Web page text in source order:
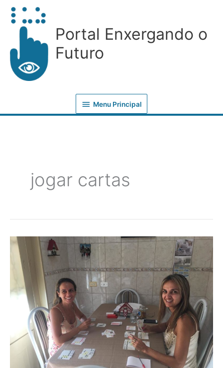
para
Portal Enxergando o
Futuro
Principal
Menu Principal
jogar cartas
Jogar
cartas
novamente,
tem
preço.